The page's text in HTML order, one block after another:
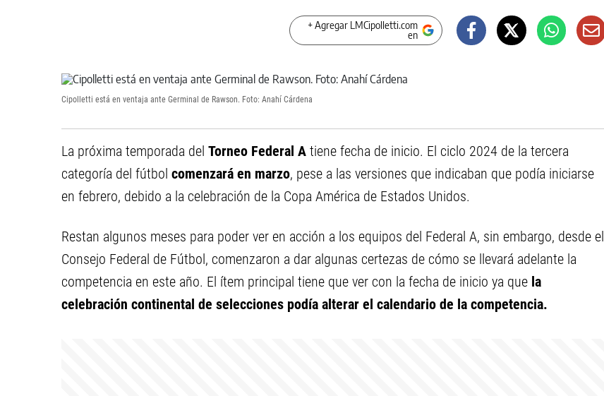
+ Agregar LMCipolletti.com
en
Cipolletti está en ventaja ante Germinal de Rawson. Foto: Anahí Cárdena
La próxima temporada del Torneo Federal A tiene fecha de inicio. El ciclo 2024 de la tercera
categoría del fútbol comenzará en marzo, pese a las versiones que indicaban que podía iniciarse
en febrero, debido a la celebración de la Copa América de Estados Unidos.
Restan algunos meses para poder ver en acción a los equipos del Federal A, sin embargo, desde el
Consejo Federal de Fútbol, comenzaron a dar algunas certezas de cómo se llevará adelante la
competencia en este año. El ítem principal tiene que ver con la fecha de inicio ya que la
celebración continental de selecciones podía alterar el calendario de la competencia.